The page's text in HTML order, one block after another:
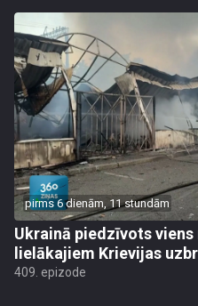
pirms 6 dienām, 11 stundām
Ukrainā piedzīvots viens
lielākajiem Krievijas
409. epizode